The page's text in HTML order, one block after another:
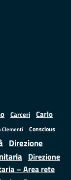
Carceri
Carlo
Clementi Conscious
Direzione
Direzione
– Area rete